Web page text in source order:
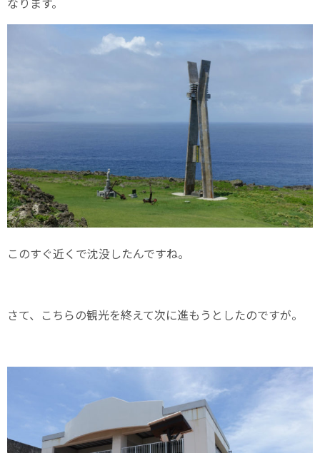
このすぐ近くで沈没したんですね。
さて、こちらの観光を終えて次に進もうとしたのですが。